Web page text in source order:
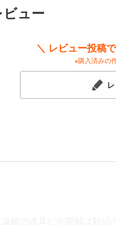
ュー
＼ レビュー投稿
※購入済みの